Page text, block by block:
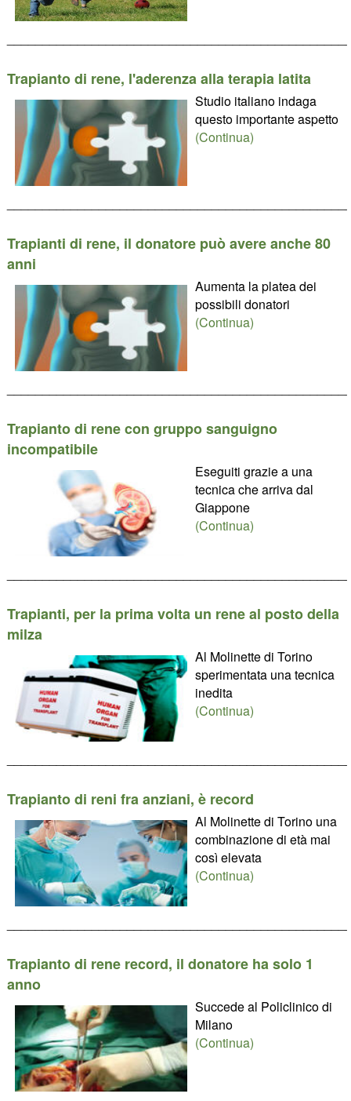
Trapianto di rene, l'aderenza alla terapia latita
Studio italiano indaga
questo importante aspetto
(Continua)
Trapianti di rene, il donatore può avere anche 80
anni
Aumenta la platea dei
possibili donatori
(Continua)
Trapianto di rene con gruppo sanguigno
incompatibile
Eseguiti grazie a una
tecnica che arriva dal
Giappone
(Continua)
Trapianti, per la prima volta un rene al posto della
milza
Al Molinette di Torino
sperimentata una tecnica
inedita
(Continua)
Trapianto di reni fra anziani, è record
Al Molinette di Torino una
combinazione di età mai
così elevata
(Continua)
Trapianto di rene record, il donatore ha solo 1
anno
Succede al Policlinico di
Milano
(Continua)